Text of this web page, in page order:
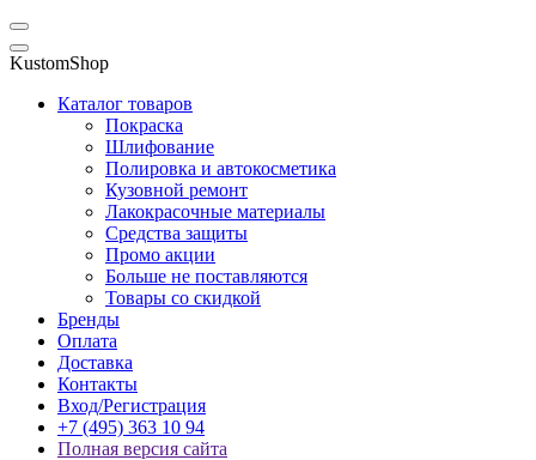
KustomShop
Каталог товаров
Покраска
Шлифование
Полировка и автокосметика
Кузовной ремонт
Лакокрасочные материалы
Средства защиты
Промо акции
Больше не поставляются
Товары со скидкой
Бренды
Оплата
Доставка
Контакты
Вход/Регистрация
+7 (495) 363 10 94
Полная версия сайта